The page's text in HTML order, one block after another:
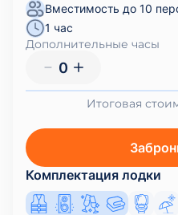
Вместимость до 10
1 час
Дополнительные часы
0
Итоговая
Комплектация лодки